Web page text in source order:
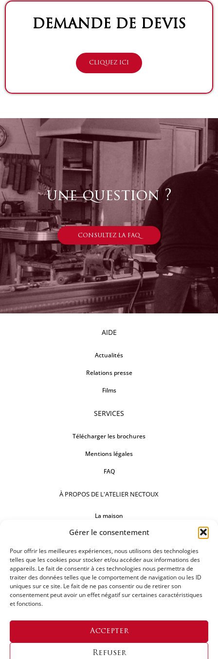
Gérer le consentement
Pour offrir les meilleures expériences, nous utilisons des technologies
telles que les cookies pour stocker et/ou accéder aux informations des
appareils. Le fait de consentir à ces technologies nous permettra de
traiter des données telles que le comportement de navigation ou les ID
uniques sur ce site. Le fait de ne pas consentir ou de retirer son
consentement peut avoir un effet négatif sur certaines caractéristiques
et fonctions.
Accepter
Refuser
DEMANDE DE DEVIS
CLIQUEZ ICI
une question ?
CONSULTEZ LA FAQ
AIDE
Actualités
Relations presse
Films
SERVICES
Télécharger les brochures
Mentions légales
FAQ
À PROPOS DE L'ATELIER NECTOUX
La maison
Comptoirs
Nos réalisations
SUIVEZ-NOUS
DEMANDEZ UN DEVIS